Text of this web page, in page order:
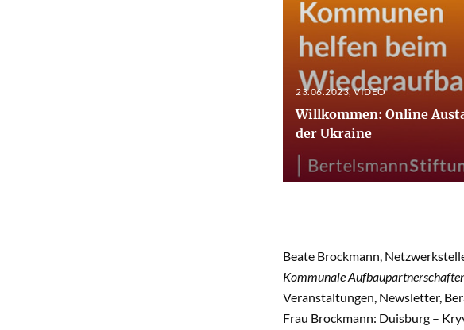
23.06.2023, VIDEO
Willkommen: Online
der Ukraine
Beate Brockmann,
Kommunale
Veranstaltungen, Newsletter,
Frau Brockmann: Duisburg –